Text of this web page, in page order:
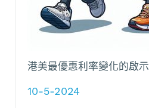
港美最優惠利率變化的啟示
10-5-2024